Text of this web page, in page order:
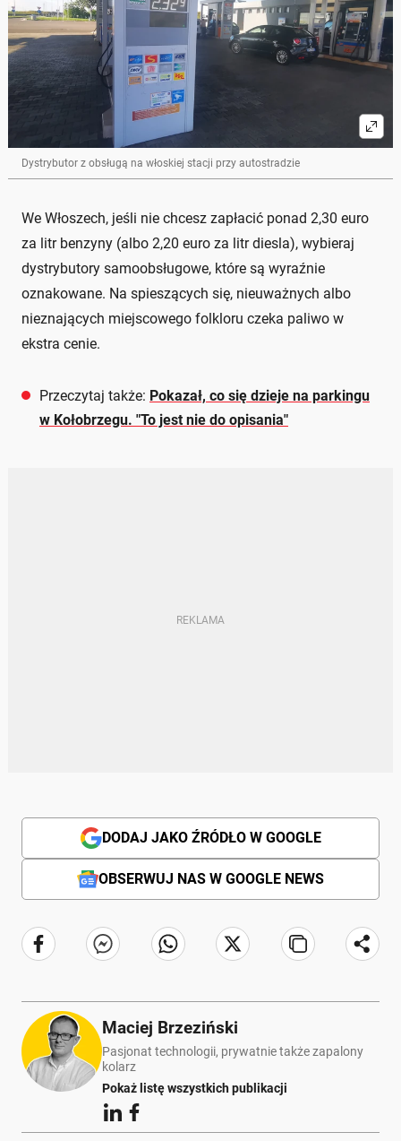
Dystrybutor z obsługą na włoskiej stacji przy autostradzie
We Włoszech, jeśli nie chcesz zapłacić ponad 2,30 euro
za litr benzyny (albo 2,20 euro za litr diesla), wybieraj
dystrybutory samoobsługowe, które są wyraźnie
oznakowane. Na spieszących się, nieuważnych albo
nieznających miejscowego folkloru czeka paliwo w
ekstra cenie.
Przeczytaj także: Pokazał, co się dzieje na parkingu
w Kołobrzegu. "To jest nie do opisania"
DODAJ JAKO ŹRÓDŁO W GOOGLE
OBSERWUJ NAS W GOOGLE NEWS
Maciej Brzeziński
Pasjonat technologii, prywatnie także zapalony
kolarz
Pokaż listę wszystkich publikacji